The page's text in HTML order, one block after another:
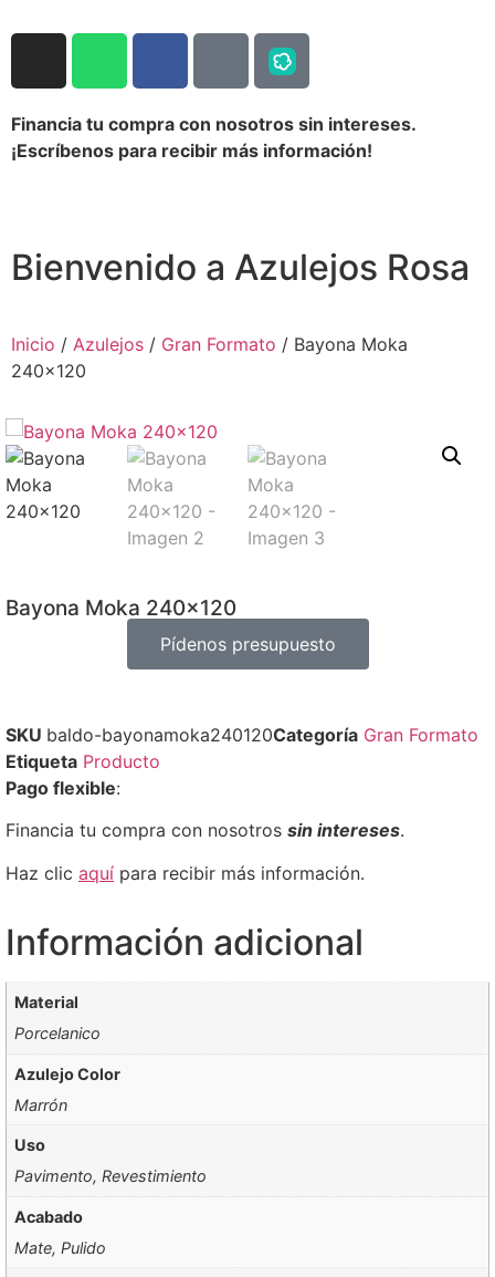
Financia tu compra con nosotros sin intereses.
¡Escríbenos para recibir más información!
Bienvenido a Azulejos Rosa
Inicio / Azulejos / Gran Formato / Bayona Moka
240×120
Bayona Moka 240×120
Pídenos presupuesto
SKU baldo-bayonamoka240120Categoría Gran Formato
Etiqueta Producto
Pago flexible:
Financia tu compra con nosotros sin intereses.
Haz clic aquí para recibir más información.
Información adicional
Material
Porcelanico
Azulejo Color
Marrón
Uso
Pavimento, Revestimiento
Acabado
Mate, Pulido